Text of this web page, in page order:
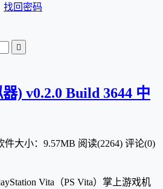
找回密码

) v0.2.0 Build 3644 中
件大小：9.57MB 阅读(2264) 评论(0)
Vita（PS Vita）掌上游戏机